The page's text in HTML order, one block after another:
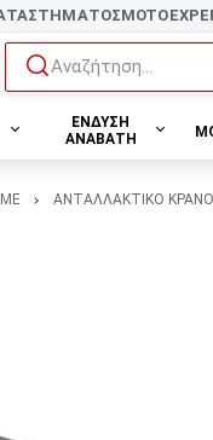
Αναζήτηση...
ΕΝΔΥΣΗ
ΑΝΑΒΑΤΗ
ΑΝΤΑΛΛΑΚΤΙΚΟ